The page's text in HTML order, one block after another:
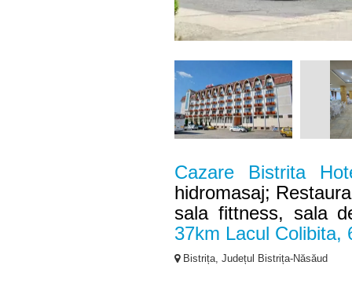
Cazare Bistrita
hidromasaj;
sala fittness, sala
37km Lacul Colibita,
Bistrița, Județul Bistrița-Năsăud